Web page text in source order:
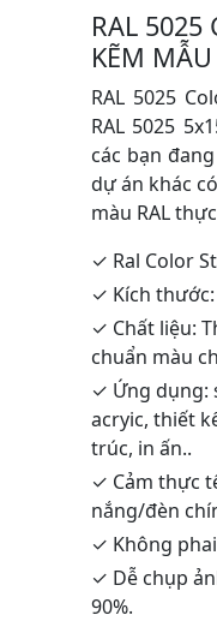
RAL 5025
KẼM
RAL 5025
RAL 5025
các bạn
dự án khác
màu RAL
✓ Ral Color
✓ Kích thước:
✓ Chất liệu:
chuẩn màu
✓ Ứng dụng:
acryic, thiết
trúc, in ấn..
✓ Cảm thực
nắng/đèn
✓ Không
✓ Dễ chụp
90%.